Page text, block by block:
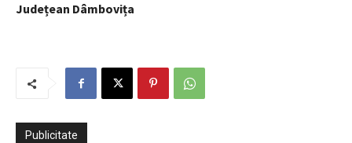
Județean Dâmbovița
Publicitate